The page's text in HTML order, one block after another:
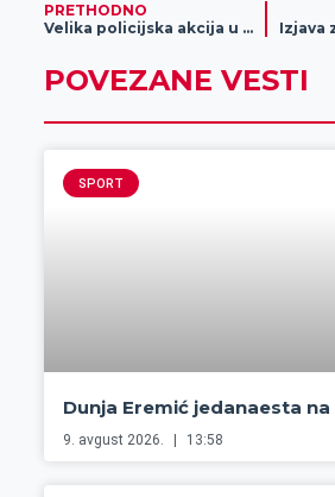
PRETHODNO
Velika policijska akcija u Sečnju
POVEZANE VESTI
SPORT
Dunja Eremić jedanaesta
9. avgust 2026. 13:58